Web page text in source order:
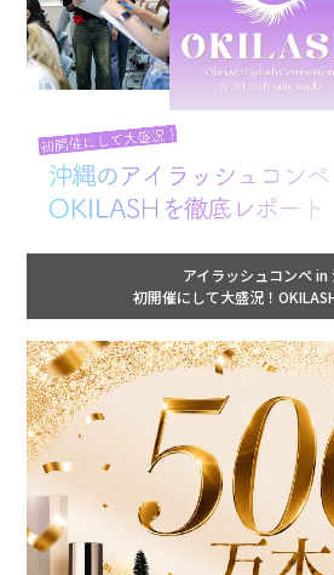
アイラッシュコンペ in
初開催にして大盛況！